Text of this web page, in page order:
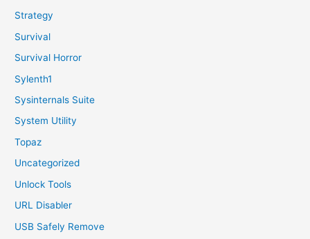
Strategy
Survival
Survival Horror
Sylenth1
Sysinternals Suite
System Utility
Topaz
Uncategorized
Unlock Tools
URL Disabler
USB Safely Remove